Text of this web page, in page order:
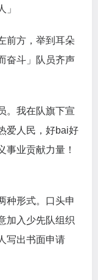
前方，举到耳朵
奋斗」队员齐声
。我在队旗下宣
爱人民，好bai好
事业贡献力量！
种形式。口头申
加入少先队组织
写出书面申请